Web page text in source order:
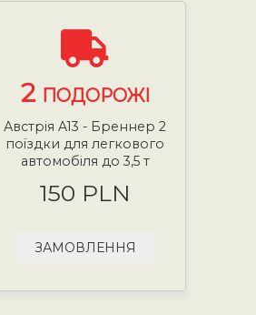
2 ПОДОРОЖІ
Австрія A13 - Бреннер 2
поїздки для легкового
автомобіля до 3,5 т
150 PLN
ЗАМОВЛЕННЯ